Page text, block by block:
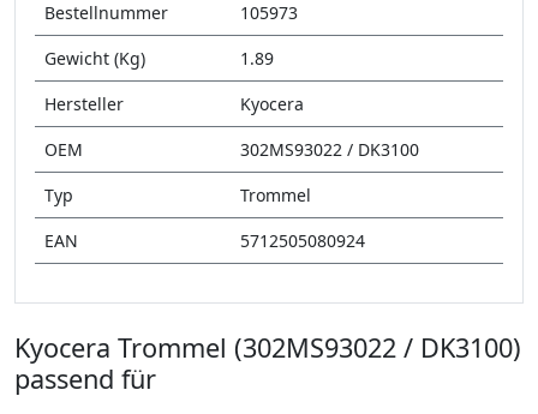
Bestellnummer
105973
Gewicht (Kg)
1.89
Hersteller
Kyocera
OEM
302MS93022 / DK3100
Typ
Trommel
EAN
5712505080924
Kyocera Trommel (302MS93022 / DK3100)
passend für